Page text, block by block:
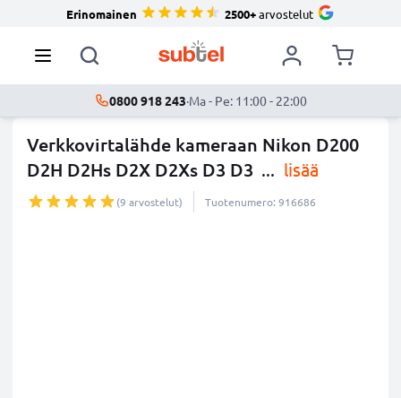
Erinomainen 2500+arvostelut
0800 918 243·Ma - Pe: 11:00 - 22:00
Verkkovirtalähde kameraan Nikon D200
D2H D2Hs D2X D2Xs D3 D3 ... lisää
(9 arvostelut) Tuotenumero: 916686